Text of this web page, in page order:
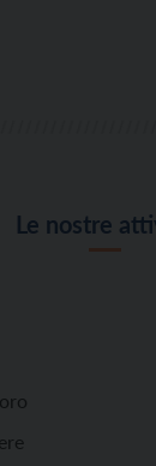
Le nostre